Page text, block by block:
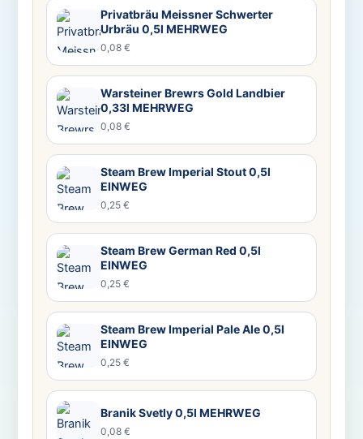
Privatbräu Meissner Schwerter
Urbräu 0,5l MEHRWEG
0,08 €
Warsteiner Brewrs Gold Landbier
0,33l MEHRWEG
0,08 €
Steam Brew Imperial Stout 0,5l
EINWEG
0,25 €
Steam Brew German Red 0,5l
EINWEG
0,25 €
Steam Brew Imperial Pale Ale 0,5l
EINWEG
0,25 €
Branik Svetly 0,5l MEHRWEG
0,08 €